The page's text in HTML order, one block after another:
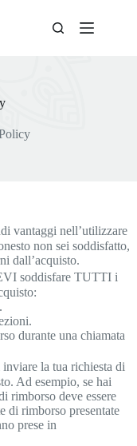
vantaggi nell’utilizzare
non sei soddisfatto,
dall’acquisto.
soddisfare TUTTI i
durante una chiamata
la tua richiesta di
Ad esempio, se hai
rimborso deve essere
di rimborso presentate
prese in